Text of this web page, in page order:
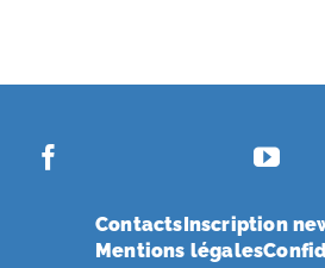
ContactsInscription
Mentions légales